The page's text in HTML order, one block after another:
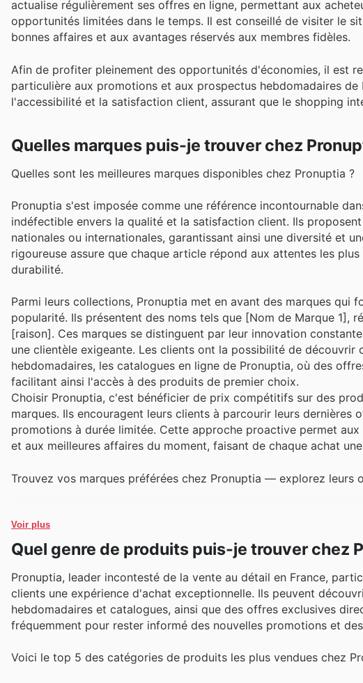
actualise régulièrement ses offres en ligne, permettant aux
opportunités limitées dans le temps. Il est conseillé de visiter le
bonnes affaires et aux avantages réservés aux membres fidèles.
Afin de profiter pleinement des opportunités d'économies, il est
particulière aux promotions et aux prospectus hebdomadaires
l'accessibilité et la satisfaction client, assurant que le shopping
Quelles marques puis-je trouver chez
Quelles sont les meilleures marques disponibles chez Pronuptia ?
Pronuptia s'est imposée comme une référence incontournable
indéfectible envers la qualité et la satisfaction client. Ils
nationales ou internationales, garantissant ainsi une diversité et
rigoureuse assure que chaque article répond aux attentes les
durabilité.
Parmi leurs collections, Pronuptia met en avant des marques qui
popularité. Ils présentent des noms tels que [Nom de Marque 1],
[raison]. Ces marques se distinguent par leur innovation
une clientèle exigeante. Les clients ont la possibilité de découvrir
hebdomadaires, les catalogues en ligne de Pronuptia, où des
facilitant ainsi l'accès à des produits de premier choix.
Choisir Pronuptia, c'est bénéficier de prix compétitifs sur des
marques. Ils encouragent leurs clients à parcourir leurs
promotions à durée limitée. Cette approche proactive permet
et aux meilleures affaires du moment, faisant de chaque achat
Trouvez vos marques préférées chez Pronuptia — explorez leurs
Voir plus
Quel genre de produits puis-je trouver chez
Pronuptia, leader incontesté de la vente au détail en France,
clients une expérience d'achat exceptionnelle. Ils peuvent
hebdomadaires et catalogues, ainsi que des offres exclusives
fréquemment pour rester informé des nouvelles promotions et
Voici le top 5 des catégories de produits les plus vendues chez